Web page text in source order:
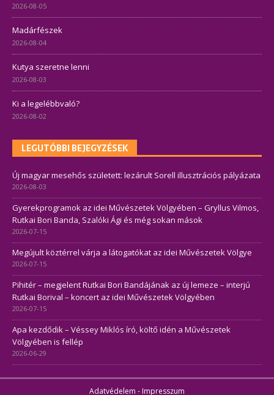
2026-08-05
Madárfészek
2026-08-04
Kutya szeretne lenni
2026-08-03
Ki a legelébbvaló?
2026-08-02
LEGUTÓBBI BEJEGYZÉSEK
Új magyar mesehős született: lezárult Sorell illusztrációs pályázata
2026-08-03
Gyerekprogramok az idei Művészetek Völgyében – Gryllus Vilmos,
Rutkai Bori Banda, Szalóki Ági és még sokan mások
2026-07-15
Megújult köztérrel várja a látogatókat az idei Művészetek Völgye
2026-07-15
Pihitér – megjelent Rutkai Bori Bandájának az új lemeze – interjú
Rutkai Borival – koncert az idei Művészetek Völgyében
2026-07-15
Apa kezdődik – Véssey Miklós író, költő idén a Művészetek
Völgyében is fellép
2026-06-29
Adatvédelem - Impresszum